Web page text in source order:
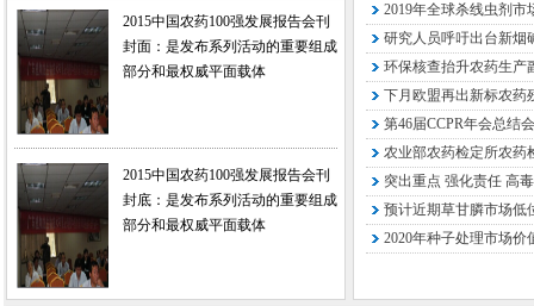
2015中国农药100强发展报告会刊
封面：是发布系列活动的重要组成
部分和最权威平面载体
2015中国农药100强发展报告会刊
封底：是发布系列活动的重要组成
部分和最权威平面载体
2019年全球杀线虫剂市
研究人员呼吁出台新烟
环保核查抬升农药生产
下月欧盟再出新标农药
第46届CCPR年会总结
农业部农药检定所农药
突出重点 强化责任 高
预计近期草甘膦市场低
2020年种子处理市场价